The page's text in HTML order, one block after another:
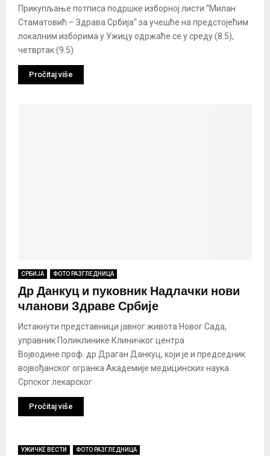
Прикупљање потписа подршке изборној листи “Милан
Стаматовић – Здрава Србија“ за учешће на предстојећим
локалним изборима у Ужицу одржаће се у среду (8.5),
четвртак (9.5)
Pročitaj više
СРБИЈА ФОТО РАЗГЛЕДНИЦА
Др Данкуц и пуковник Надлачки нови
чланови Здраве Србије
Истакнути представници јавног живота Новог Сада,
управник Поликлинике Клиничког центра
Војводине проф. др Драган Данкуц, који је и председник
војвођанског огранка Академије медицинских наука
Српског лекарског
Pročitaj više
УЖИЧКЕ ВЕСТИ ФОТО РАЗГЛЕДНИЦА